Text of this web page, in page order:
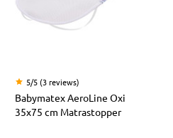
5/5 (3 reviews)
Babymatex AeroLine Oxi
35x75 cm Matrastopper